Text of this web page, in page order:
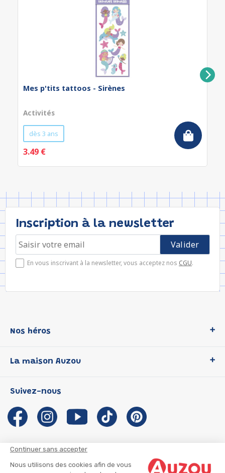
Continuer sans accepter
Nous utilisons des cookies afin de vous
Mes p'tits tattoos - Sirènes
Activités
dès 3 ans
3.49 €
Inscription à la newsletter
En vous inscrivant à la newsletter, vous acceptez nos CGU.
Nos héros
P'tit Loup
Les Influenceuses
Migali
Petite Taupe
La maison Auzou
Notre histoire
Auzou s'engage
Auteurs et illustrateurs Auzou
Suivez-nous
CGU